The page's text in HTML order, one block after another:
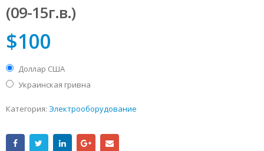
(09-15г.в.)
$100
Доллар США
Украинская гривна
Категория: Электрооборудование